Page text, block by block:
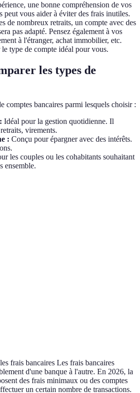
une bonne compréhension de vos
peut vous aider à éviter des frais inutiles.
de nombreux retraits, un compte avec des
pas adapté. Pensez également à vos
à l'étranger, achat immobilier, etc.
type de compte idéal pour vous.
les types de
comptes bancaires parmi lesquels choisir :
Idéal pour la gestion quotidienne. Il
virements.
: Conçu pour épargner avec des intérêts.
les couples ou les cohabitants souhaitant
ensemble.
frais bancaires Les frais bancaires
d'une banque à l'autre. En 2026, la
des frais minimaux ou des comptes
un certain nombre de transactions.